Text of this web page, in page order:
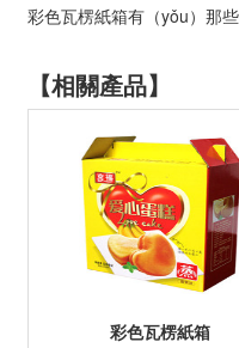
彩色瓦楞紙箱有（yǒu）那
【相關產品】
彩色瓦楞紙箱